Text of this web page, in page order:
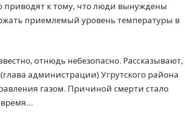
приводят к тому, что люди вынуждены
приемлемый уровень температуры в
отнюдь небезопасно. Рассказывают,
администрации) Угрутского района
газом. Причиной смерти стало
время…